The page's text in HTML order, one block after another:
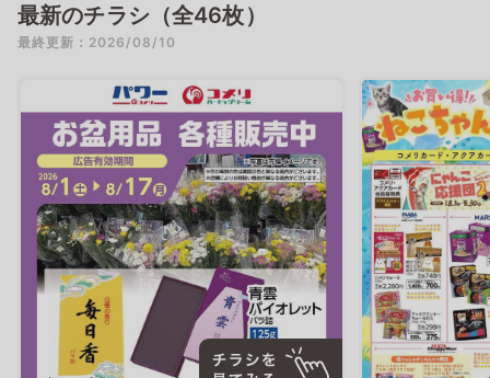
最新のチラシ（全46枚）
最終更新：2026/08/10